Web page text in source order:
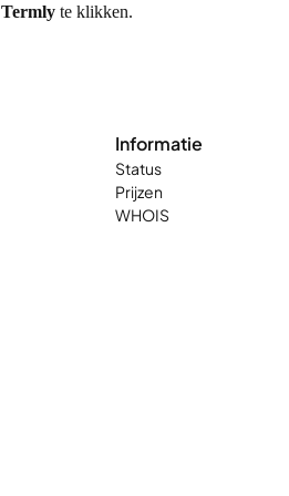
Termly te klikken.
Informatie
Status
Prijzen
WHOIS